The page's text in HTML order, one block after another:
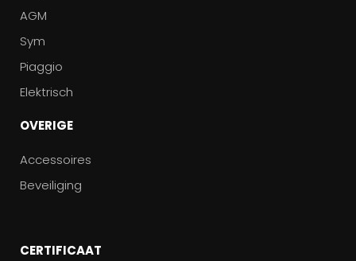
AGM
Sym
Piaggio
Elektrisch
OVERIGE
Accessoires
Beveiliging
CERTIFICAAT